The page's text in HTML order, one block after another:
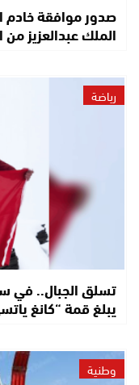
صدور موافقة خادم
الملك عبدالعزيز من
رياضة
يبلغ قمة “كانغ
وطنية